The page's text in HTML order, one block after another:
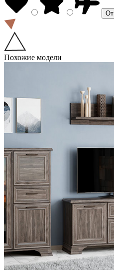
Похожие модели